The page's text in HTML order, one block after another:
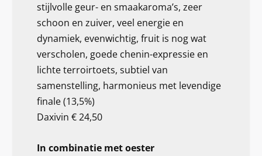
stijlvolle geur- en smaakaroma’s, zeer
schoon en zuiver, veel energie en
dynamiek, evenwichtig, fruit is nog wat
verscholen, goede chenin-expressie en
lichte terroirtoets, subtiel van
samenstelling, harmonieus met levendige
finale (13,5%)
Daxivin € 24,50
In combinatie met oester